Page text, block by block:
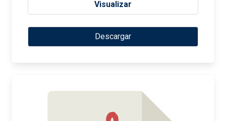
Visualizar
Descargar